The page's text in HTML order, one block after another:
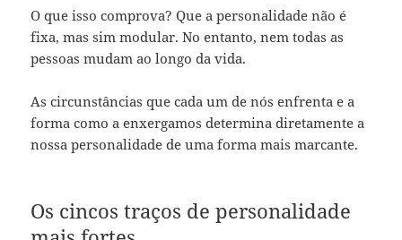
O que isso comprova? Que a personalidade não é
fixa, mas sim modular. No entanto, nem todas as
pessoas mudam ao longo da vida.
As circunstâncias que cada um de nós enfrenta e a
forma como a enxergamos determina diretamente a
nossa personalidade de uma forma mais marcante.
Os cincos traços de personalidade